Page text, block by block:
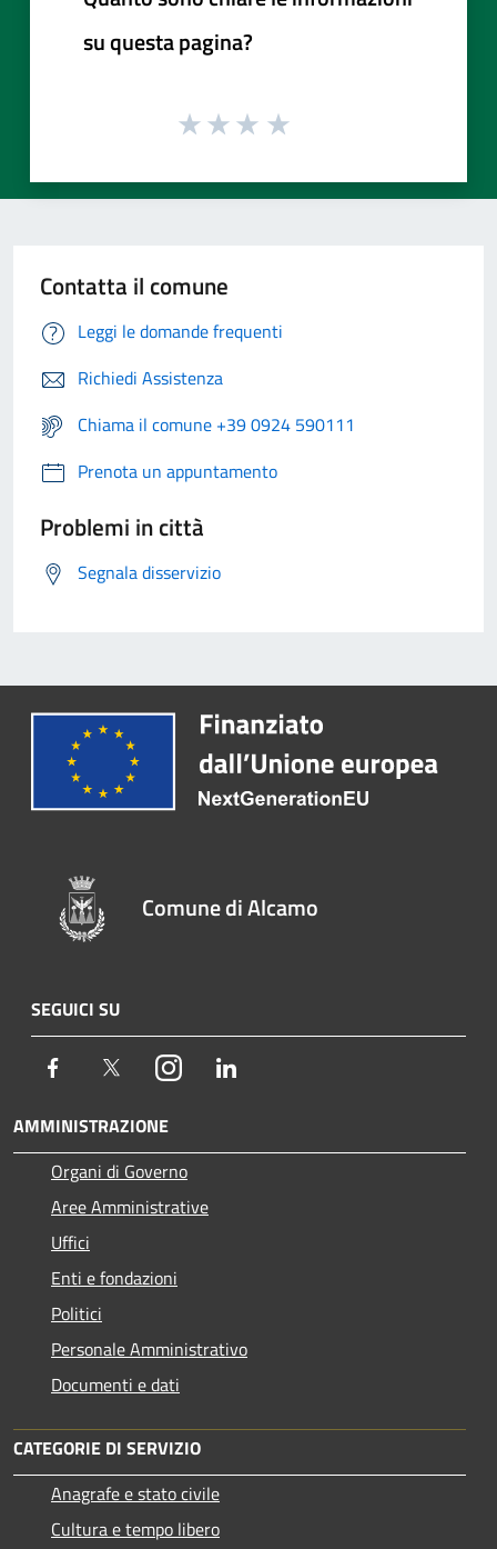
su questa pagina?
Contatta il comune
Leggi le domande frequenti
Richiedi Assistenza
Chiama il comune +39 0924 590111
Prenota un appuntamento
Problemi in città
Segnala disservizio
Comune di Alcamo
SEGUICI SU
Facebook TwitterInstagram
AMMINISTRAZIONE
Organi di Governo
Aree Amministrative
Uffici
Enti e fondazioni
Politici
Personale Amministrativo
Documenti e dati
CATEGORIE DI SERVIZIO
Anagrafe e stato civile
Cultura e tempo libero